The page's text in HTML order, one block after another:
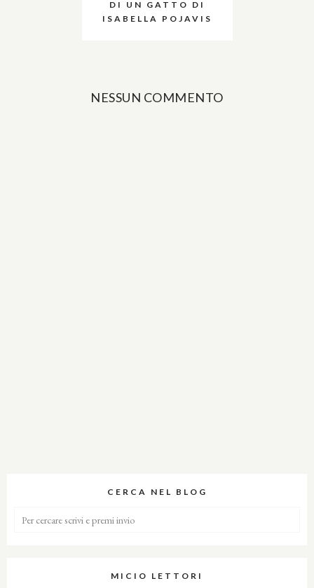
DI UN GATTO DI
ISABELLA POJAVIS
NESSUN COMMENTO
CERCA NEL BLOG
MICIO LETTORI